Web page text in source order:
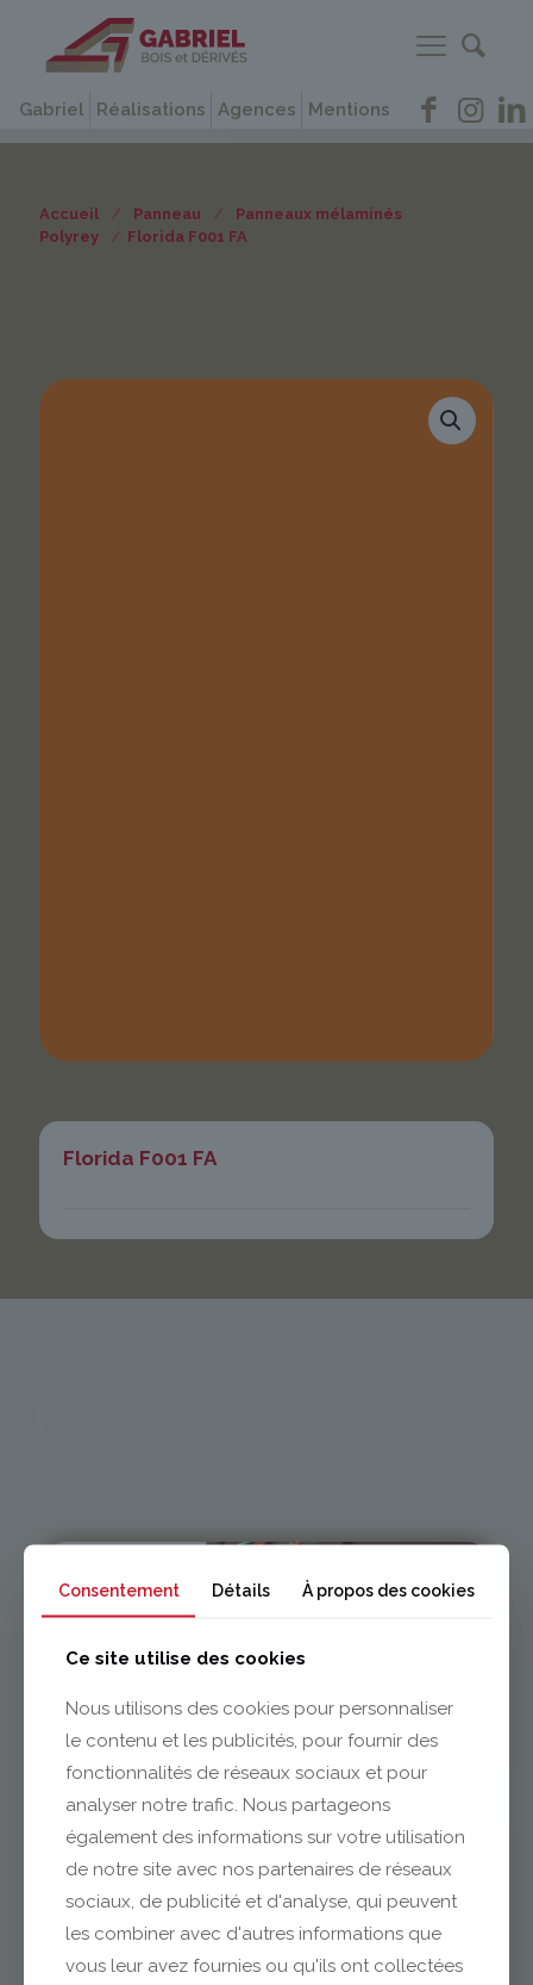
Gabriel Réalisations Agences Mentions
Accueil / Panneau /
Panneaux mélaminés
Polyrey
/ Florida F001 FA
Florida F001 FA
Issoire
04 73 55 06 09
contact@gabriel-sa.fr
Clermont-Ferrand
Consentement Détails À propos des cookies
Ce site utilise des cookies
Nous utilisons des cookies pour personnaliser
le contenu et les publicités, pour fournir des
fonctionnalités de réseaux sociaux et pour
analyser notre trafic. Nous partageons
également des informations sur votre utilisation
de notre site avec nos partenaires de réseaux
sociaux, de publicité et d'analyse, qui peuvent
les combiner avec d'autres informations que
vous leur avez fournies ou qu'ils ont collectées